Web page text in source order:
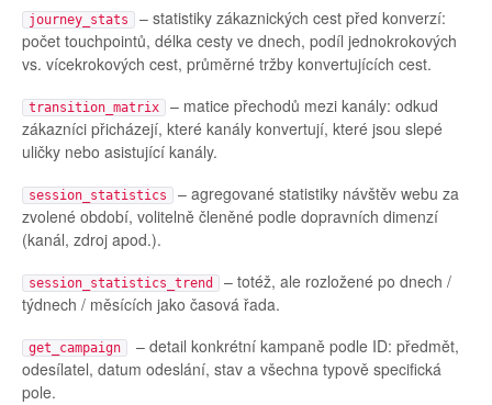
journey_stats
– statistiky zákaznických cest před konverzí:
počet touchpointů, délka cesty ve dnech, podíl jednokrokových
vs. vícekrokových cest, průměrné tržby konvertujících cest.
transition_matrix
– matice přechodů mezi kanály: odkud
zákazníci přicházejí, které kanály konvertují, které jsou slepé
uličky nebo asistující kanály.
session_statistics
– agregované statistiky návštěv webu za
zvolené období, volitelně členěné podle dopravních dimenzí
(kanál, zdroj apod.).
session_statistics_trend
– totéž, ale rozložené po dnech /
týdnech / měsících jako časová řada.
get_campaign
– detail konkrétní kampaně podle ID: předmět,
odesílatel, datum odeslání, stav a všechna typově specifická
pole.